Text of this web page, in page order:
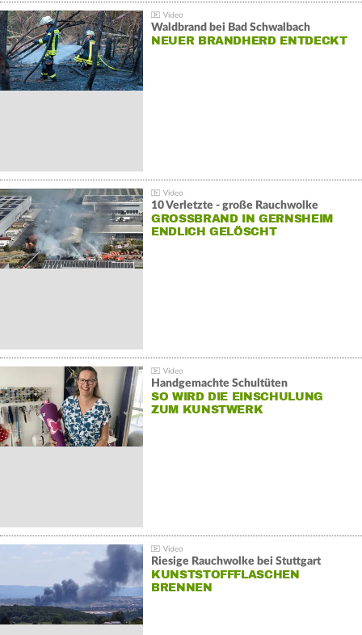
Waldbrand bei Bad Schwalbach
NEUER BRANDHERD ENTDECKT
10 Verletzte - große Rauchwolke
GROSSBRAND IN GERNSHEIM E
NDLICH GELÖSCHT
Handgemachte Schultüten
SO WIRD DIE EINSCHULUNG
ZUM KUNSTWERK
Riesige Rauchwolke bei Stuttgart
KUNSTSTOFFFLASCHEN
BRENNEN